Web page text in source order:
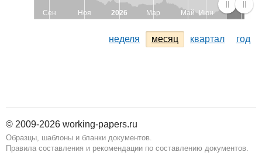
Сен Ноя 2026 Мар Май Июн
неделя месяц квартал год
© 2009-2026 working-papers.ru
Образцы, шаблоны и бланки документов.
Правила составления и рекомендации по составлению документов.